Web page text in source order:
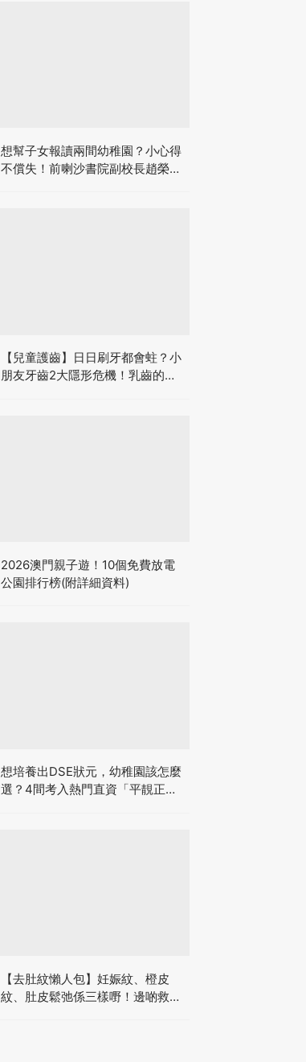
想幫子女報讀兩間幼稚園？小心得
不償失！前喇沙書院副校長趙榮
【兒童護齒】日日刷牙都會蛀？小
朋友牙齒2大隱形危機！乳齒的琺
2026澳門親子遊！10個免費放電
公園排行榜(附詳細資料)
想培養出DSE狀元，幼稚園該怎麼
選？4間考入熱門直資「平靚正」
【去肚紋懶人包】妊娠紋、橙皮
紋、肚皮鬆弛係三樣嘢！邊啲救得